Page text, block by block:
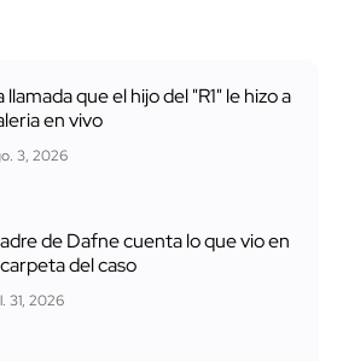
llamada que el hijo del "R1" le hizo a
en vivo
3, 2026
de Dafne cuenta lo que vio en
del caso
31, 2026